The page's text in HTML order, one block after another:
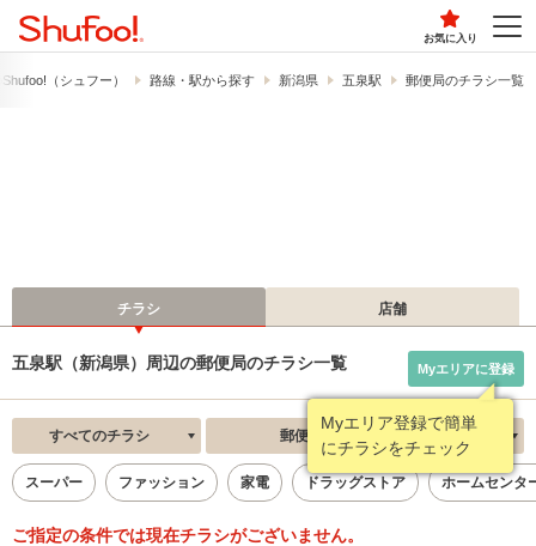
お気に入り
（シュフー） 路線・駅から探す 新潟県 五泉駅 郵便局のチラシ一覧
チラシ 店舗
五泉駅（新潟県）周辺の郵便局のチラシ一覧
Myエリア登録で簡単
にチラシをチェック
Myエリアに登録
すべてのチラシ 郵便局 新着順
スーパー ファッション 家電 ドラッグストア ホームセンタ
ご指定の条件では現在チラシがございません。